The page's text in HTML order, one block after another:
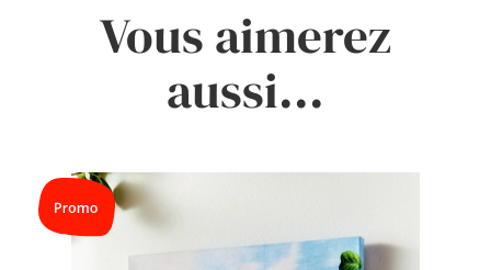
Vous aimerez
aussi...